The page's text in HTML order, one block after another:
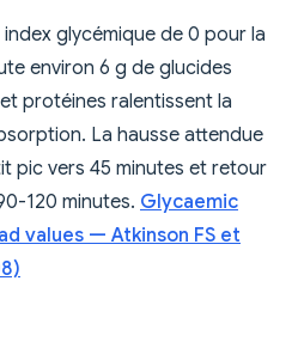
glycémique de 0 pour la
environ 6 g de glucides
protéines ralentissent la
La hausse attendue
pic vers 45 minutes et retour
120 minutes. Glycaemic
values — Atkinson FS et